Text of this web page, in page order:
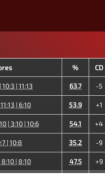
% CD
| 11:13 63.7 -5
| 6:10 53.9 +1
| 3:10 | 10:6 54.1 +4
| 10:8 35.2 -9
8:10 | 8:10 47.5 +9